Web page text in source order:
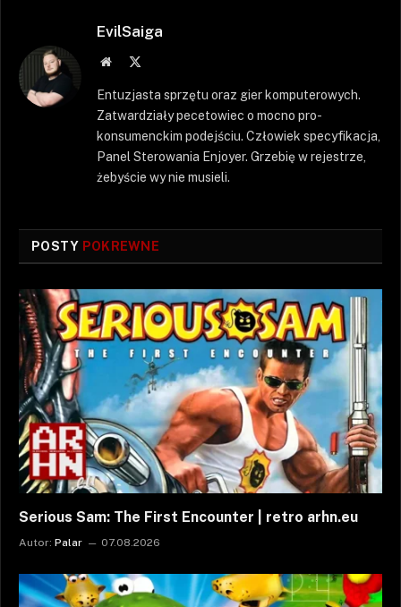
EvilSaiga
Strona
Entuzjasta sprzętu oraz gier komputerowych.
Zatwardziały pecetowiec o mocno pro-
konsumenckim podejściu. Człowiek specyfikacja,
Panel Sterowania Enjoyer. Grzebię w rejestrze,
żebyście wy nie musieli.
POSTY POKREWNE
Serious Sam: The First Encounter | retro arhn.eu
Autor: Palar 07.08.2026